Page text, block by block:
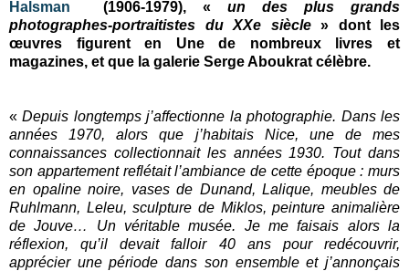
Halsman (1906-1979), « un des plus grands
photographes-portraitistes du XXe siècle» dont les
œuvres figurent en Une de nombreux livres et
magazines, et que la galerie Serge Aboukrat célèbre.
«Depuis longtemps j’affectionne la photographie. Dans les
années 1970, alors que j’habitais Nice, une de mes
connaissances collectionnait les années 1930. Tout dans
son appartement reflétait l’ambiance de cette époque : murs
en opaline noire, vases de Dunand, Lalique, meubles de
Ruhlmann, Leleu, sculpture de Miklos, peinture animalière
de Jouve… Un véritable musée. Je me faisais alors la
réflexion, qu’il devait falloir 40 ans pour redécouvrir,
apprécier une période dans son ensemble et j’annonçais